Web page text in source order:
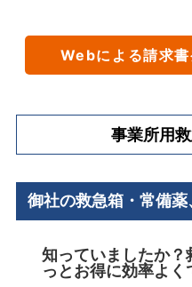
Webによる請求
事業所用
御社の救急箱・常備
知っていましたか？
っとお得に効率よく